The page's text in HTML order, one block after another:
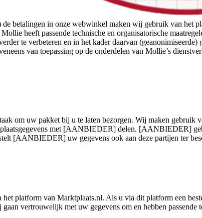
betalingen in onze webwinkel maken wij gebruik van het
heeft passende technische en organisatorische
te verbeteren en in het kader daarvan
van toepassing op de onderdelen van Mollie’s
om uw pakket bij u te laten bezorgen. Wij maken
met [AANBIEDER] delen. [AANBIEDER]
[AANBIEDER] uw gegevens ook aan deze partijen ter
platform van Marktplaats.nl. Als u via dit platform een
vertrouwelijk met uw gegevens om en hebben